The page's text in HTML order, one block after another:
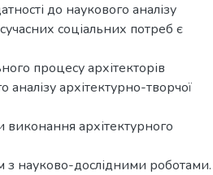
до наукового аналізу
соціальних потреб є
процесу архітекторів
архітектурно-творчої
виконання архітектурного
з науково-дослідними роботами.